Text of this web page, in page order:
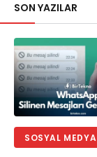
SON YAZILAR
SOSYAL MEDYA